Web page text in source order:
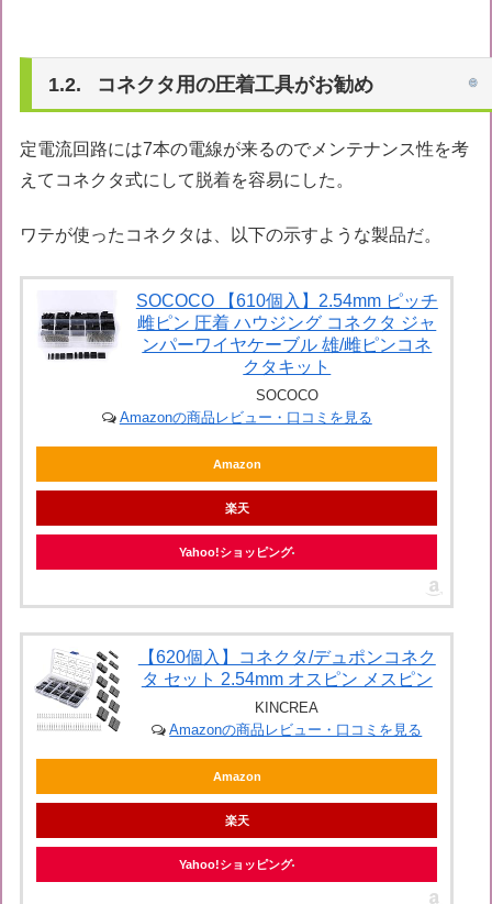
コネクタ用の圧着工具がお勧め
定電流回路には7本の電線が来るのでメンテナンス性を考
えてコネクタ式にして脱着を容易にした。
ワテが使ったコネクタは、以下の示すような製品だ。
SOCOCO 【610個入】2.54mm ピッチ
雌ピン 圧着 ハウジング コネクタ ジャ
ンパーワイヤケーブル 雄/雌ピンコネ
クタキット
SOCOCO
Amazonの商品レビュー・口コミを見る
Amazon
楽天
Yahoo!ショッピング
【620個入】コネクタ/デュポンコネク
タ セット 2.54mm オスピン メスピン
KINCREA
Amazonの商品レビュー・口コミを見る
Amazon
楽天
Yahoo!ショッピング